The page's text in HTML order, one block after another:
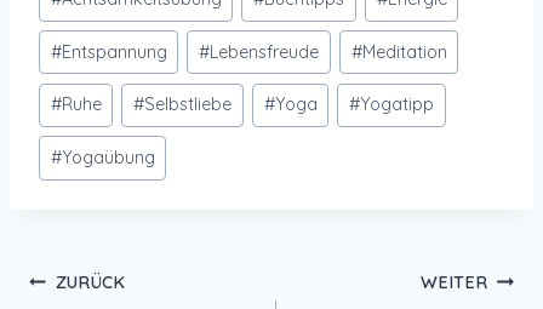
#Entspannung #Lebensfreude #Meditation
#Ruhe #Selbstliebe #Yoga #Yogatipp
#Yogaübung
Beitragsnavigation
ZURÜCK WEITER